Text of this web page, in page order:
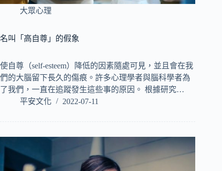
大眾心理
名叫「高自尊」的假象
使自尊（self-esteem）降低的因素隨處可見，並且會在我
們的大腦留下長久的傷痕。許多心理學者與腦科學者為
了我們，一直在追蹤發生這些事的原因。 根據研究…
平安文化
2022-07-11